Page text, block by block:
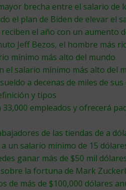
brecha entre el salario de
el plan de Biden de elevar el
reciben el año con un aumento
Jeff Bezos, el hombre más
mínimo más alto del mundo
el salario mínimo más alto del
a decenas de miles de
y tipos
empleados y ofrecerá
de las tiendas de a
a un salario mínimo de 15
ganar más de $50 mil
la fortuna de Mark
de más de $100,000 dólares